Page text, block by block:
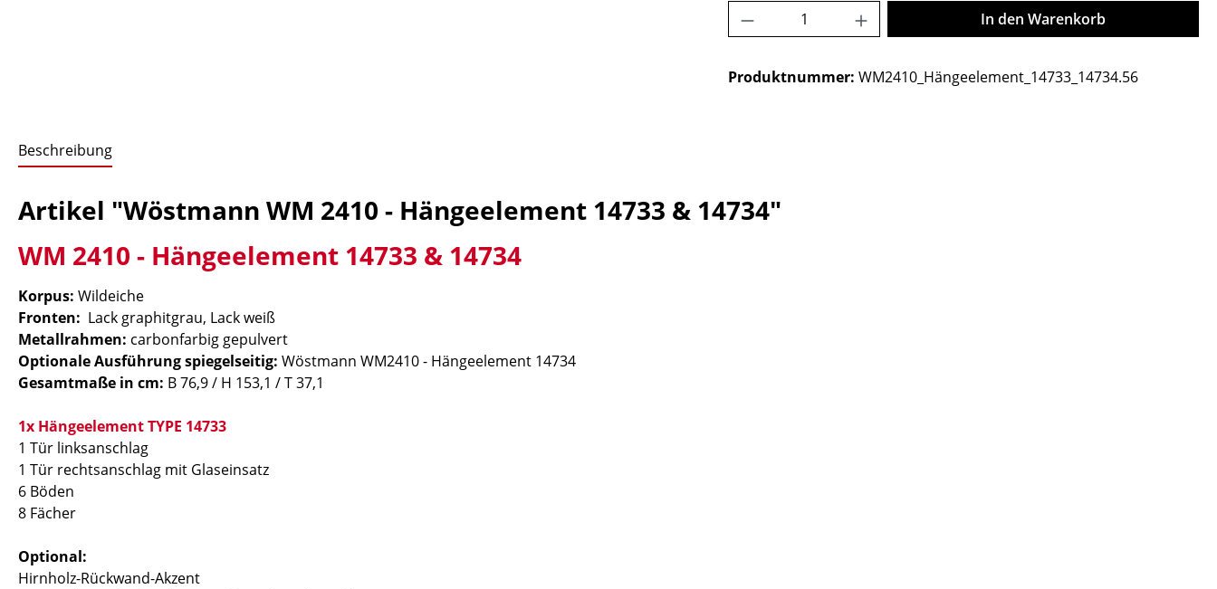
Produkt Anzahl: Gib den gewünschten Wert
In den Warenkorb
Produktnummer: WM2410_Hängeelement_14733_14734.56
Beschreibung
Artikel "Wöstmann WM 2410 - Hängeelement 14733 & 14734"
WM 2410 - Hängeelement 14733 & 14734
Korpus: Wildeiche
Fronten: Lack graphitgrau, Lack weiß
Metallrahmen: carbonfarbig gepulvert
Optionale Ausführung spiegelseitig: Wöstmann WM2410 - Hängeelement 14734
Gesamtmaße in cm: B 76,9 / H 153,1 / T 37,1
1x Hängeelement TYPE 14733
1 Tür linksanschlag
1 Tür rechtsanschlag mit Glaseinsatz
6 Böden
8 Fächer
Optional:
Hirnholz-Rückwand-Akzent